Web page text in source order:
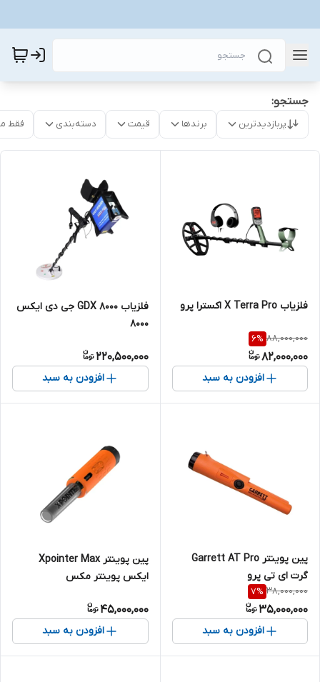
جستجو:
پربازدیدترین برندها قیمت دسته‌بندی فقط
فلزیاب X Terra Pro اکسترا پرو
88,000,000
6%
82,000,000
افزودن به سبد
فلزیاب GDX 8000 جی دی ایکس
8000
220,500,000
افزودن به سبد
پین پوینتر Garrett AT Pro
گرت ای تی پرو
38,000,000
7%
35,000,000
افزودن به سبد
پین پوینتر Xpointer Max
ایکس پوینتر مکس
45,000,000
افزودن به سبد